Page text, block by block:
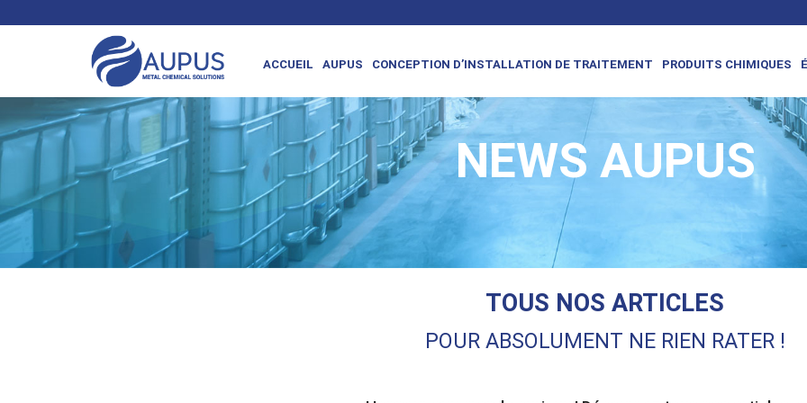
ACCUEIL AUPUS CONCEPTION D’INSTALLATION DE TRAITEMENT PRODUITS CHIMIQUES
NEWS AUPUS
TOUS NOS ARTICLES
POUR ABSOLUMENT NE RIEN RATER !